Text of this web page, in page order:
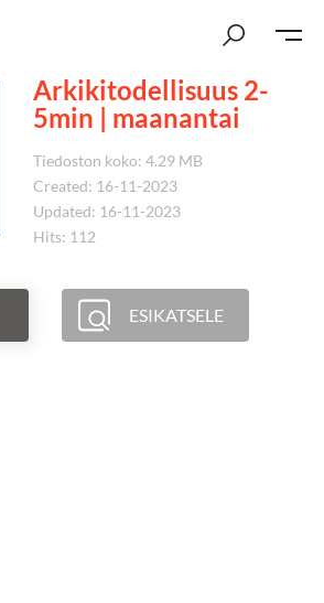
Arkikitodellisuus 2-
5min | maanantai
Tiedoston koko: 4.29 MB
Created: 16-11-2023
Updated: 16-11-2023
Hits: 112
ESIKATSELE